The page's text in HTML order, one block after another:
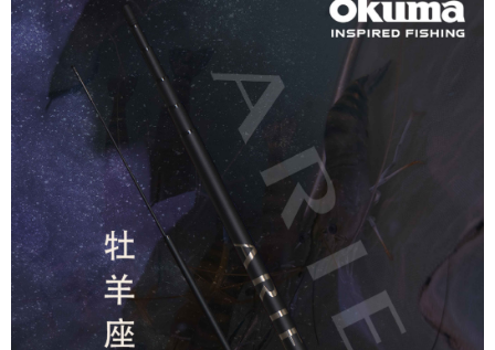
５．嚴禁一人註冊多個帳號或使用他人資訊註冊。若發現惡意使用之情形，
恩沛科技股份有限公司將有權停止該用戶之使用額度並採取法律行動。
國家/地區配送(**下單前請私訊客服確認實際運費(運費另
計)，訂單才得以成立**)
查看運費